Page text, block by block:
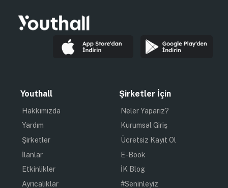
Youthall
Hakkımızda
Yardım
Şirketler
İlanlar
Etkinlikler
Ayrıcalıklar
Şirketler İçin
Neler Yaparız?
Kurumsal Giriş
Ücretsiz Kayıt Ol
E-Book
İK Blog
#Seninleyiz